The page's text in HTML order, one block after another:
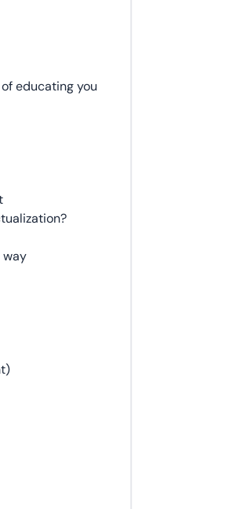
educating you
way